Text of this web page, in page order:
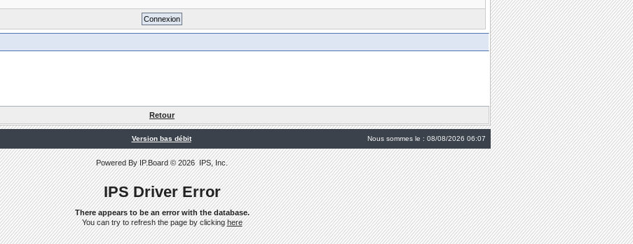
Retour
Version bas débit Nous sommes le : 08/08/2026 06:07
Powered ByIP.Board© 2026IPS, Inc.
IPS Driver Error
There appears to be an error with the database.
You can try to refresh the page by clickinghere